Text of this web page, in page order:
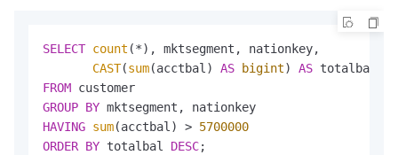
SELECT count (*), mktsegment, nationkey,
CAST(sum(acctbal) AS bigint) AS
FROM
GROUP BY
HAVING sum(acctbal) > 5700000
ORDER BY totalbal DESC;